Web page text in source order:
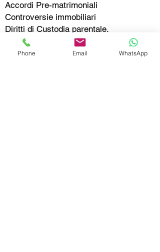
Accordi Pre-matrimoniali
Controversie immobiliari
Diritti di Custodia parentale.
Volontaria Giurisdizione
Controversie con i Servizi Sociali
Phone Email WhatsApp